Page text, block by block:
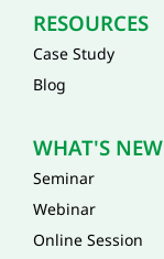
RESOURCES
Case Study
Blog
WHAT'S NEW
Seminar
Webinar
Online Session